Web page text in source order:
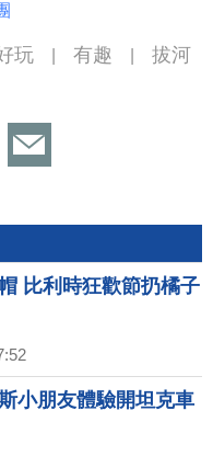
玩 有趣
拔河
比利時狂歡節扔橘子
小朋友體驗開坦克車